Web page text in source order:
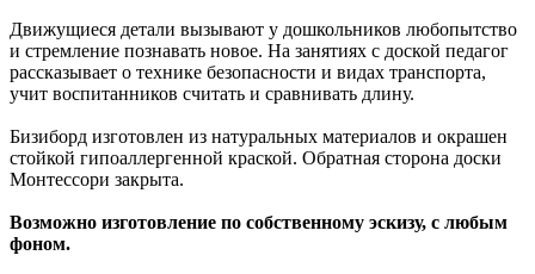
Движущиеся детали вызывают у дошкольников любопытство
и стремление познавать новое. На занятиях с доской педагог
рассказывает о технике безопасности и видах транспорта,
учит воспитанников считать и сравнивать длину.
Бизиборд изготовлен из натуральных материалов и окрашен
стойкой гипоаллергенной краской. Обратная сторона доски
Монтессори закрыта.
Возможно изготовление по собственному эскизу, с любым
фоном.